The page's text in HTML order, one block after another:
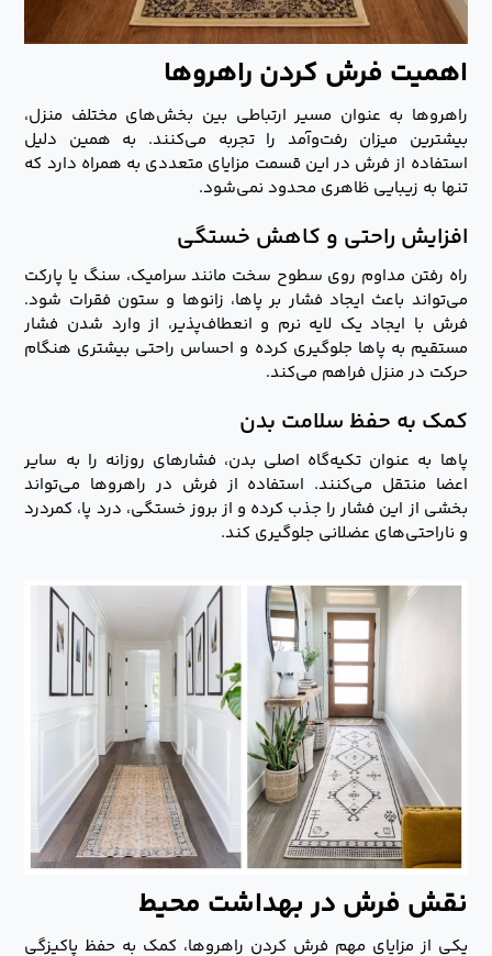
اهمیت فرش کردن راهروها
راهروها به عنوان مسیر ارتباطی بین بخش‌های مختلف منزل،
بیشترین میزان رفت‌وآمد را تجربه می‌کنند. به همین دلیل
استفاده از فرش در این قسمت مزایای متعددی به همراه دارد که
تنها به زیبایی ظاهری محدود نمی‌شود.
افزایش راحتی و کاهش خستگی
راه رفتن مداوم روی سطوح سخت مانند سرامیک، سنگ یا پارکت
می‌تواند باعث ایجاد فشار بر پاها، زانوها و ستون فقرات شود.
فرش با ایجاد یک لایه نرم و انعطاف‌پذیر، از وارد شدن فشار
مستقیم به پاها جلوگیری کرده و احساس راحتی بیشتری هنگام
حرکت در منزل فراهم می‌کند.
کمک به حفظ سلامت بدن
پاها به عنوان تکیه‌گاه اصلی بدن، فشارهای روزانه را به سایر
اعضا منتقل می‌کنند. استفاده از فرش در راهروها می‌تواند
بخشی از این فشار را جذب کرده و از بروز خستگی، درد پا، کمردرد
و ناراحتی‌های عضلانی جلوگیری کند.
نقش فرش در بهداشت محیط
یکی از مزایای مهم فرش کردن راهروها، کمک به حفظ پاکیزگی